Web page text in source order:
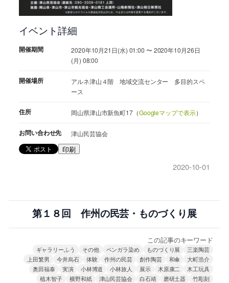
イベント詳細
開催期間
2020年10月21日(水) 01:00 〜 2020年10月26日
(月) 08:00
開催場所
アルネ津山４階 地域交流センター 多目的スペ
ース
住所 岡山県津山市新魚町17（Googleマップで表示）
お問い合わせ先 津山民芸協会
印刷
2020-10-01
第１８回 作州の民芸・ものづくり展
この記事のキーワード
ギャラリーふう その他 ベンガラ染め ものづくり展
三楽陶芸
上田繁男
今井烏石 体験 作州の民芸 創作陶芸 和傘
大町浩介
奥田福泰
実演 小林博道 小林旅人 展示 木原康二
木工玩具
植木智子
横野和紙 津山民芸協会 白石靖 磨研土器
竹彫刻